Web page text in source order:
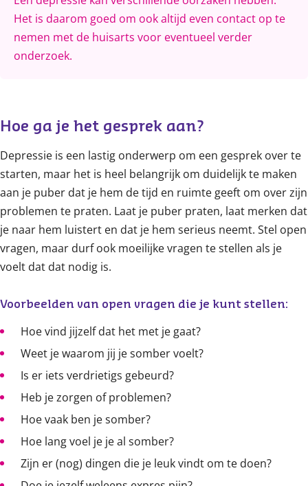
Het is daarom goed om ook altijd even contact op te
nemen met de huisarts voor eventueel verder
onderzoek.
Hoe ga je het gesprek aan?
Depressie is een lastig onderwerp om een gesprek over te
starten, maar het is heel belangrijk om duidelijk te maken
aan je puber dat je hem de tijd en ruimte geeft om over zijn
problemen te praten. Laat je puber praten, laat merken dat
je naar hem luistert en dat je hem serieus neemt. Stel open
vragen, maar durf ook moeilijke vragen te stellen als je
voelt dat dat nodig is.
Voorbeelden van open vragen die je kunt stellen:
Hoe vind jijzelf dat het met je gaat?
Weet je waarom jij je somber voelt?
Is er iets verdrietigs gebeurd?
Heb je zorgen of problemen?
Hoe vaak ben je somber?
Hoe lang voel je je al somber?
Zijn er (nog) dingen die je leuk vindt om te doen?